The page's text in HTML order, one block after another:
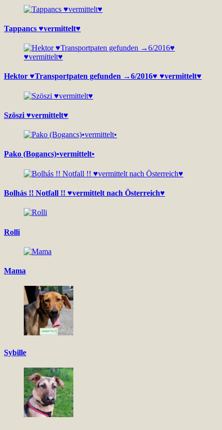
Tappancs ♥vermittelt♥
Hektor ♥Transportpaten gefunden →6/2016♥ ♥vermittelt♥
Szöszi ♥vermittelt♥
Pako (Bogancs)•vermittelt•
Bolhás !! Notfall !! ♥vermittelt nach Österreich♥
Rolli
Mama
Sybille